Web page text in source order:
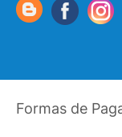
Formas de